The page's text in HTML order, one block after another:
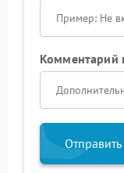
Комментарий